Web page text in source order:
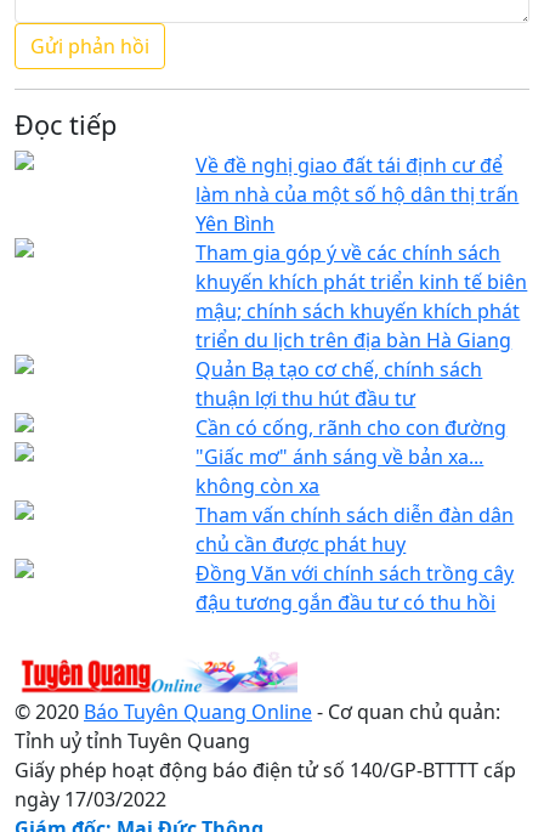
Đọc tiếp
Về đề nghị giao đất tái định cư để
làm nhà của một số hộ dân thị trấn
Yên Bình
Tham gia góp ý về các chính sách
khuyến khích phát triển kinh tế biên
mậu; chính sách khuyến khích phát
triển du lịch trên địa bàn Hà Giang
Quản Bạ tạo cơ chế, chính sách
thuận lợi thu hút đầu tư
Cần có cống, rãnh cho con đường
"Giấc mơ" ánh sáng về bản xa...
không còn xa
Tham vấn chính sách diễn đàn dân
chủ cần được phát huy
Đồng Văn với chính sách trồng cây
đậu tương gắn đầu tư có thu hồi
© 2020 Báo Tuyên Quang Online- Cơ quan chủ quản:
Tỉnh uỷ tỉnh Tuyên Quang
Giấy phép hoạt động báo điện tử số 140/GP-BTTTT cấp
ngày 17/03/2022